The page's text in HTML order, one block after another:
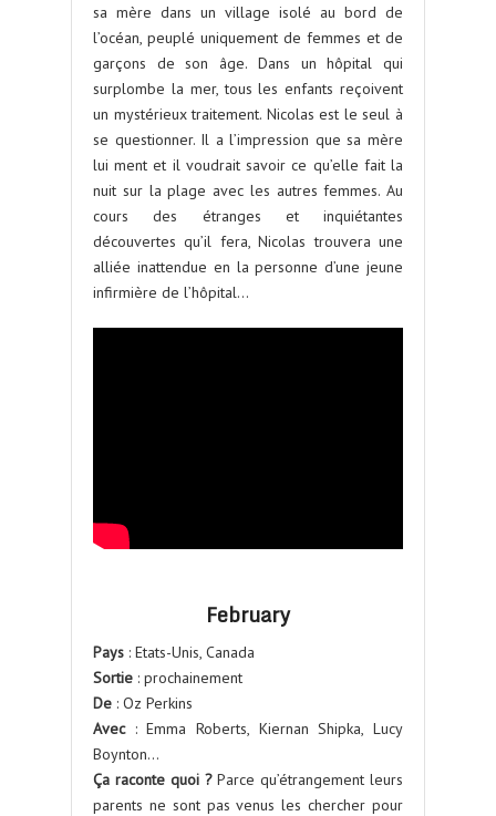
sa mère dans un village isolé au bord de
l’océan, peuplé uniquement de femmes et de
garçons de son âge. Dans un hôpital qui
surplombe la mer, tous les enfants reçoivent
un mystérieux traitement. Nicolas est le seul à
se questionner. Il a l’impression que sa mère
lui ment et il voudrait savoir ce qu’elle fait la
nuit sur la plage avec les autres femmes. Au
cours des étranges et inquiétantes
découvertes qu’il fera, Nicolas trouvera une
alliée inattendue en la personne d’une jeune
infirmière de l’hôpital…
February
Pays : Etats-Unis, Canada
Sortie : prochainement
De : Oz Perkins
Avec: Emma Roberts, Kiernan Shipka, Lucy
Boynton…
Ça raconte quoi ?Parce qu’étrangement leurs
parents ne sont pas venus les chercher pour